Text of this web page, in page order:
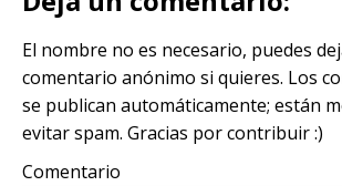
Li
n
k
r b
o
o
k
A
p
p
El nombre no es necesario, puedes
comentario anónimo si quieres. Los
se publican automáticamente; están
evitar spam. Gracias por contribuir :)
Comentario